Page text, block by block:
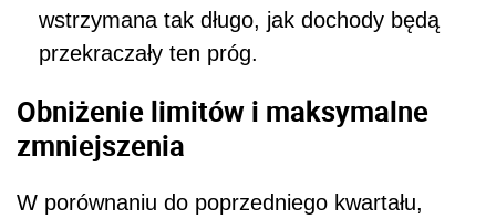
wstrzymana tak długo, jak dochody będą
przekraczały ten próg.
Obniżenie limitów i maksymalne
zmniejszenia
W porównaniu do poprzedniego kwartału,